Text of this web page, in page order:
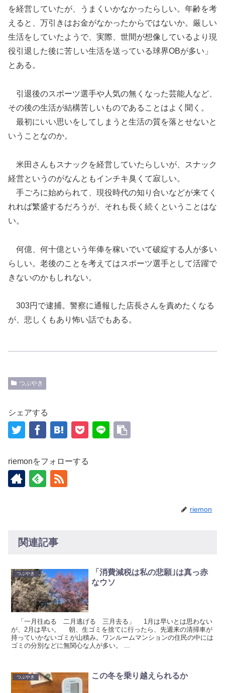
を経営していたが、うまくいかなかったらしい。年齢を考
えると、万引きはお金がなかったからではないか。厳しい
生活をしていたようで、実際、世間が想像しているより現
役引退した後に苦しい生活を送っている球界OBが多い」
とある。
引退後のスポーツ選手や人気の無くなった芸能人など、
その後の生活が結構苦しいものであることはよく聞く。
最初にいい思いをしてしまうと生活の質を落とせないと
いうことなのか。
米田さんもスナックを経営していたらしいが、スナック
経営というのがなんともインチキ臭くて寂しい。
手ごろに始められて、現役時代の知り合いなどが来てく
れれば繁盛するだろうが、それも長く続くということはな
い。
何億、何十億という年俸を稼いでいて破綻する人が多い
らしい。老後のことを考えてはスポーツ選手として活躍で
きないのかもしれない。
303円で逮捕。警察に通報した店長さんを責めたくなる
が、悲しくもあり怖い話でもある。
つぶやき
シェアする
riemonをフォローする
riemon
関連記事
つぶやき
「消費減税は私の悲願｣は真っ赤
なウソ
「一月往ぬる 二月逃げる 三月去る」 1月は早いとは思わない
が、2月は早い。 朝、生ゴミを捨てに行ったら、先週来の清掃車が
持っていかないゴミが山積み。ワンルームマンションの住民の中には
ゴミの分別などに無関心な人が多い。 ...
つぶやき この冬を乗り越えられるか